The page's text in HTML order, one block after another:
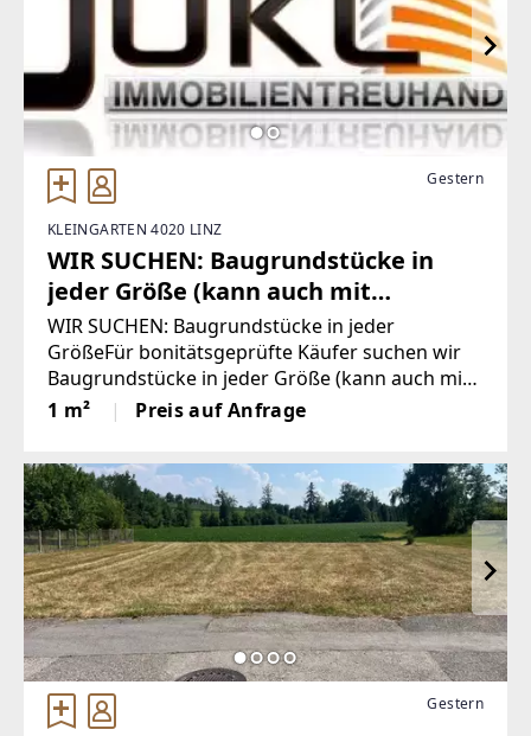
Gestern
KLEINGARTEN 4020 LINZ
WIR SUCHEN: Baugrundstücke in
jeder Größe (kann auch mit
Altbestand sein)
WIR SUCHEN: Baugrundstücke in jeder
GrößeFür bonitätsgeprüfte Käufer suchen wir
Baugrundstücke in jeder Größe (kann auch mit
Altbestand sein). Raum Linz-Stadt, Linz-Süd, Linz-
Land, Urfahr und Urfahr-Umgebung.Ich gebe
1 m² Preis auf Anfrage
Gestern